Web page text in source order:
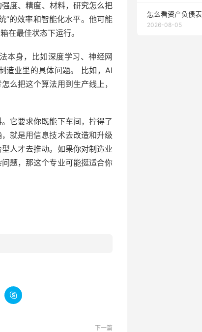
度、精度、材料，研究怎么把
”的效率和智能化水平。他可能
在最佳状态下运行。
本身，比如深度学习、神经网
造业里的具体问题。 比如，AI
么把这个算法用到生产线上，
它要求你既能下车间，拧得了
就是用信息技术去改造和升级
人才去推动。如果你对制造业
题，那这个专业可能挺适合你

下一篇
怎么看资产负债表
2026-08-05